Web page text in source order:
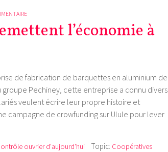
l’économie à
de fabrication de barquettes en aluminium de
groupe Pechiney, cette entreprise a connu divers
veulent écrire leur propre histoire et
campagne de crowfunding sur Ulule pour lever
ouvrier d'aujourd'hui Topic: Coopératives